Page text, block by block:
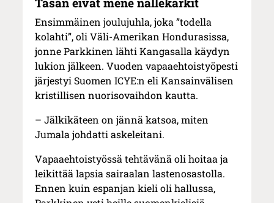
Ensimmäinen joulujuhla, joka ”todella
kolahti”, oli Väli-Amerikan Hondurasissa,
jonne Parkkinen lähti Kangasalla käydyn
lukion jälkeen. Vuoden vapaaehtoistyöpesti
järjestyi Suomen ICYE:n eli Kansainvälisen
kristillisen nuorisovaihdon kautta.
– Jälkikäteen on jännä katsoa, miten
Jumala johdatti askeleitani.
Vapaaehtoistyössä tehtävänä oli hoitaa ja
leikittää lapsia sairaalan lastenosastolla.
Ennen kuin espanjan kieli oli hallussa,